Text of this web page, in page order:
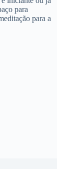
para
para a